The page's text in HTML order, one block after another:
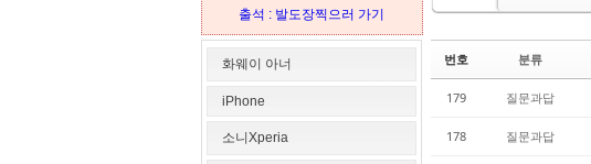
출석 : 발도장찍으러 가기
화웨이 아너
iPhone
소니Xperia
번호 분류
179 질문과답
178 질문과답
Sketchbook5, 스케치북5
Sketchbook5, 스케치북5